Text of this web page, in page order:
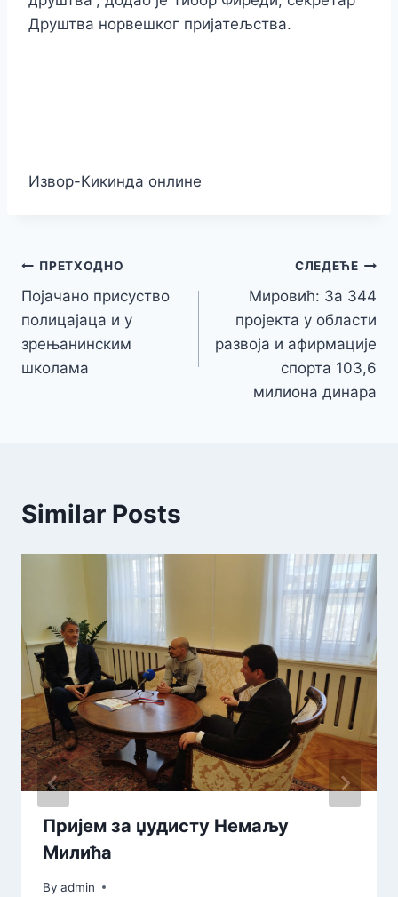
Друштва норвешког пријатељства.
Извор-Кикинда онлине
Кретање
чланка
ПРЕТХОДНО
Појачано присуство
полицајаца и у
зрењанинским
школама
СЛЕДЕЋЕ
Мировић: За 344
пројекта у области
развоја и афирмације
спорта 103,6
милиона динара
Similar Posts
Пријем за џудисту Немаљу
Милића
By admin